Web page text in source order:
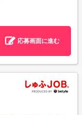
応募画面に進む